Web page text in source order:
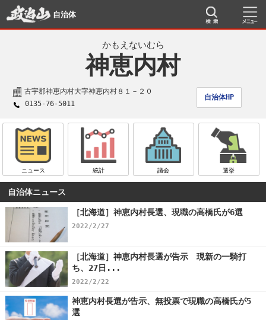
自治体
かもえないむら
神恵内村
古宇郡神恵内村大字神恵内村８１－２０
自治体HP
0135-76-5011
ニュース 統計 議会 選挙
自治体ニュース
［北海道］神恵内村長選、現職の高橋氏が6選
2022/2/27
［北海道］神恵内村長選が告示 現新の一騎打
ち、27日...
2022/2/22
神恵内村長選が告示、無投票で現職の高橋氏が5
選